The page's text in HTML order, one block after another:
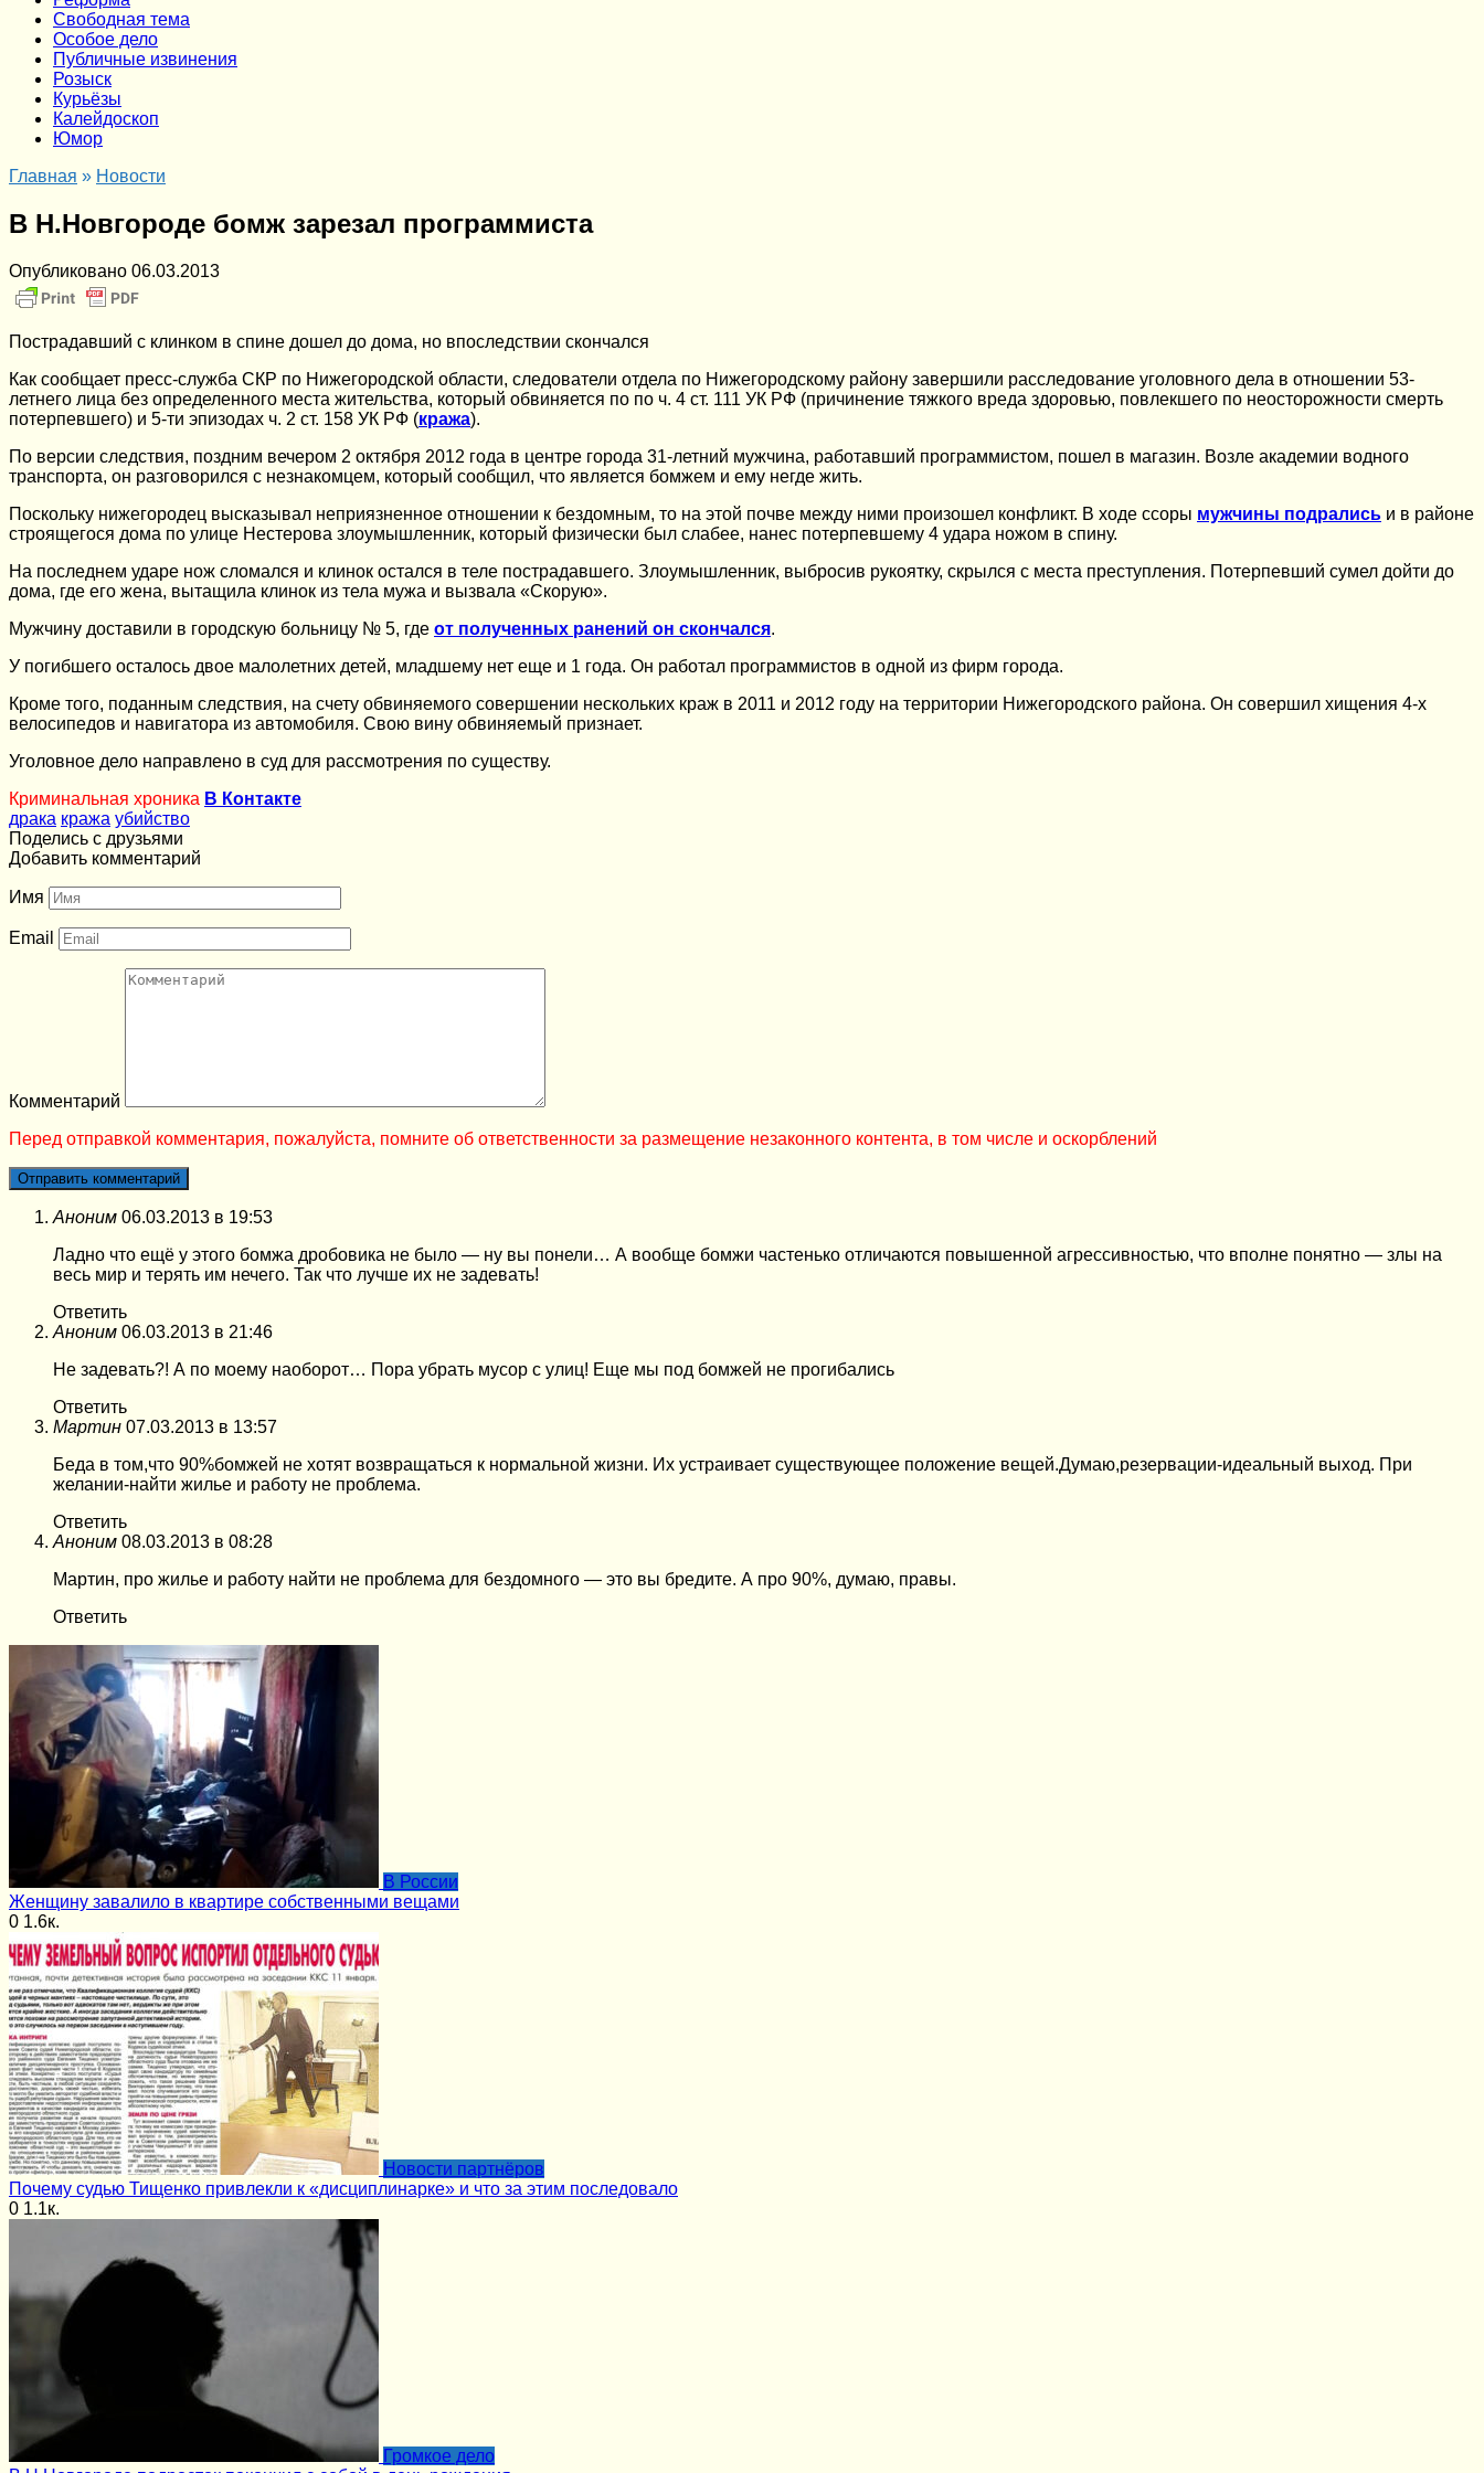
Cвободная тема
Особое дело
Публичные извинения
Розыск
Курьёзы
Калейдоскоп
Юмор
Главная » Новости
В Н.Новгороде бомж зарезал программиста
Опубликовано 06.03.2013
Пострадавший с клинком в спине дошел до дома, но впоследствии скончался
Как сообщает пресс-служба СКР по Нижегородской области, следователи отдела по Нижегородскому району завершили расследование уголовного дела в отношении 53-
летнего лица без определенного места жительства, который обвиняется по по ч. 4 ст. 111 УК РФ (причинение тяжкого вреда здоровью, повлекшего по неосторожности смерть
потерпевшего) и 5-ти эпизодах ч. 2 ст. 158 УК РФ (кража).
По версии следствия, поздним вечером 2 октября 2012 года в центре города 31-летний мужчина, работавший программистом, пошел в магазин. Возле академии водного
транспорта, он разговорился с незнакомцем, который сообщил, что является бомжем и ему негде жить.
Поскольку нижегородец высказывал неприязненное отношении к бездомным, то на этой почве между ними произошел конфликт. В ходе ссоры мужчины подрались и в районе
строящегося дома по улице Нестерова злоумышленник, который физически был слабее, нанес потерпевшему 4 удара ножом в спину.
На последнем ударе нож сломался и клинок остался в теле пострадавшего. Злоумышленник, выбросив рукоятку, скрылся с места преступления. Потерпевший сумел дойти до
дома, где его жена, вытащила клинок из тела мужа и вызвала «Скорую».
Мужчину доставили в городскую больницу № 5, где от полученных ранений он скончался.
У погибшего осталось двое малолетних детей, младшему нет еще и 1 года. Он работал программистов в одной из фирм города.
Кроме того, поданным следствия, на счету обвиняемого совершении нескольких краж в 2011 и 2012 году на территории Нижегородского района. Он совершил хищения 4-х
велосипедов и навигатора из автомобиля. Свою вину обвиняемый признает.
Уголовное дело направлено в суд для рассмотрения по существу.
Криминальная хроника В Контакте
драка кража убийство
Поделись с друзьями
Добавить комментарий
Имя
Email
Комментарий
Перед отправкой комментария, пожалуйста, помните об ответственности за размещение незаконного контента, в том числе и оскорблений
Аноним 06.03.2013 в 19:53
Ладно что ещё у этого бомжа дробовика не было — ну вы понели… А вообще бомжи частенько отличаются повышенной агрессивностью, что вполне понятно — злы на
весь мир и терять им нечего. Так что лучше их не задевать!
Ответить
Аноним 06.03.2013 в 21:46
Не задевать?! А по моему наоборот… Пора убрать мусор с улиц! Еще мы под бомжей не прогибались
Ответить
Мартин 07.03.2013 в 13:57
Беда в том,что 90%бомжей не хотят возвращаться к нормальной жизни. Их устраивает существующее положение вещей.Думаю,резервации-идеальный выход. При
желании-найти жилье и работу не проблема.
Ответить
Аноним 08.03.2013 в 08:28
Мартин, про жилье и работу найти не проблема для бездомного — это вы бредите. А про 90%, думаю, правы.
Ответить
В России
Женщину завалило в квартире собственными вещами
0 1.6к.
Новости партнёров
Почему судью Тищенко привлекли к «дисциплинарке» и что за этим последовало
0 1.1к.
Громкое дело